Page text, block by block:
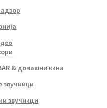
& домашни кина
звучници
звучници